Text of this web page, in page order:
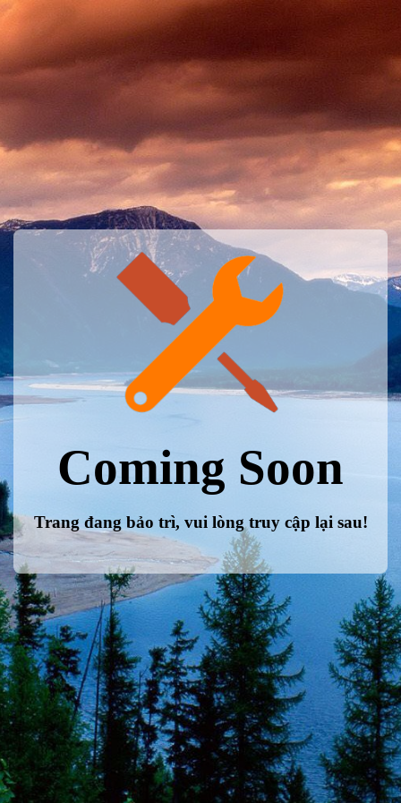
Coming Soon
Trang đang bảo trì, vui lòng truy cập lại sau!